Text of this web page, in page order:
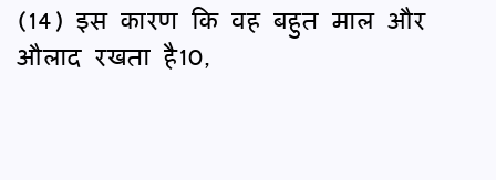
(14) इस कारण कि वह बहुत माल और
औलाद रखता है10,